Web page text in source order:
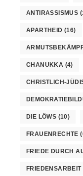
ANTIRASSISMUS
APARTHEID (16)
CHANUKKA (4)
CHRISTLICH-
DIE LÖWS (10)
FRAUENRECHTE
FRIEDE DURCH
FRIEDENSARBEIT